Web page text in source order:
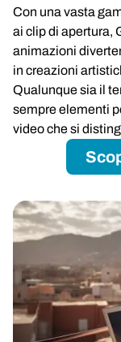
Con una vasta
ai clip di apertura,
animazioni
in creazioni
Qualunque sia il
sempre elementi
video che si